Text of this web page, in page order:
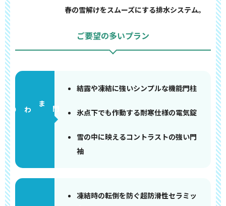
春の雪解けをスムーズにする排水システム。
ご要望の多いプラン
門まわり
結露や凍結に強いシンプルな機能門柱
氷点下でも作動する耐寒仕様の電気錠
雪の中に映えるコントラストの強い門
袖
凍結時の転倒を防ぐ超防滑性セラミッ